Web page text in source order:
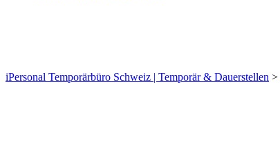
iPersonal Temporärbüro Schweiz | Temporär & Dauerstellen >